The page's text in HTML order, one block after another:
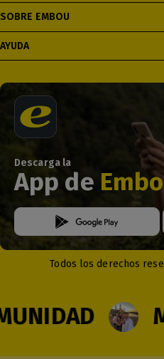
SOBRE EMBOU
AYUDA
Descarga la
App de
Todos los derechos